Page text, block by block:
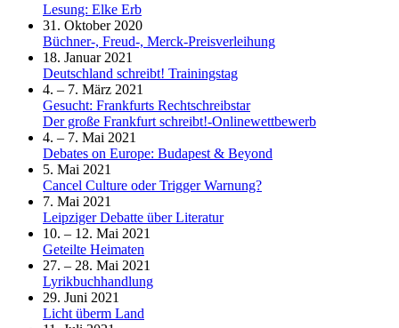
Lesung: Elke Erb
31. Oktober 2020
Büchner-, Freud-, Merck-Preisverleihung
18. Januar 2021
Deutschland schreibt! Trainingstag
4. – 7. März 2021
Gesucht: Frankfurts Rechtschreibstar
Der große Frankfurt schreibt!-Onlinewettbewerb
4. – 7. Mai 2021
Debates on Europe: Budapest & Beyond
5. Mai 2021
Cancel Culture oder Trigger Warnung?
7. Mai 2021
Leipziger Debatte über Literatur
10. – 12. Mai 2021
Geteilte Heimaten
27. – 28. Mai 2021
Lyrikbuchhandlung
29. Juni 2021
Licht überm Land